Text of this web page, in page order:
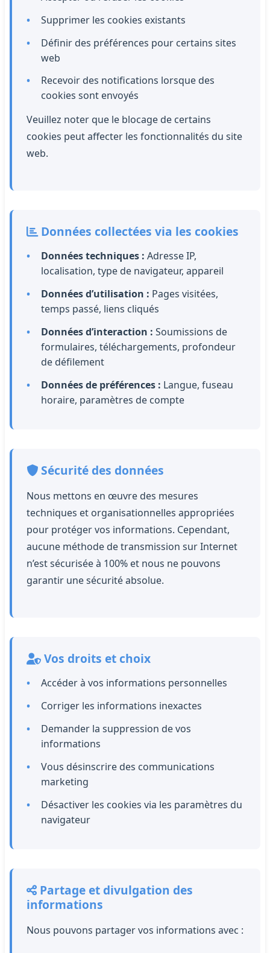
Supprimer les cookies existants
Définir des préférences pour certains sites
web
Recevoir des notifications lorsque des
cookies sont envoyés
Veuillez noter que le blocage de certains
cookies peut affecter les fonctionnalités du site
web.
Données collectées via les cookies
Données techniques : Adresse IP,
localisation, type de navigateur, appareil
Données d’utilisation : Pages visitées,
temps passé, liens cliqués
Données d’interaction : Soumissions de
formulaires, téléchargements, profondeur
de défilement
Données de préférences : Langue, fuseau
horaire, paramètres de compte
Sécurité des données
Nous mettons en œuvre des mesures
techniques et organisationnelles appropriées
pour protéger vos informations. Cependant,
aucune méthode de transmission sur Internet
n’est sécurisée à 100% et nous ne pouvons
garantir une sécurité absolue.
Vos droits et choix
Accéder à vos informations personnelles
Corriger les informations inexactes
Demander la suppression de vos
informations
Vous désinscrire des communications
marketing
Désactiver les cookies via les paramètres du
navigateur
Partage et divulgation des
informations
Nous pouvons partager vos informations avec :